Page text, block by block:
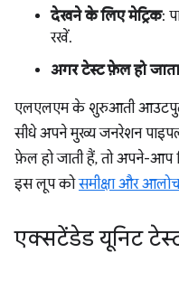
देखने के लिए मेट्रिक:
रखें.
अगर टेस्ट फ़ेल हो
एलएलएम के शुरुआती आउटपुट
सीधे अपने मुख्य जनरेशन
फ़ेल हो जाती हैं, तो अपने-
इस लूप कोसमीक्षा और
एक्सटेंडेड यूनिट